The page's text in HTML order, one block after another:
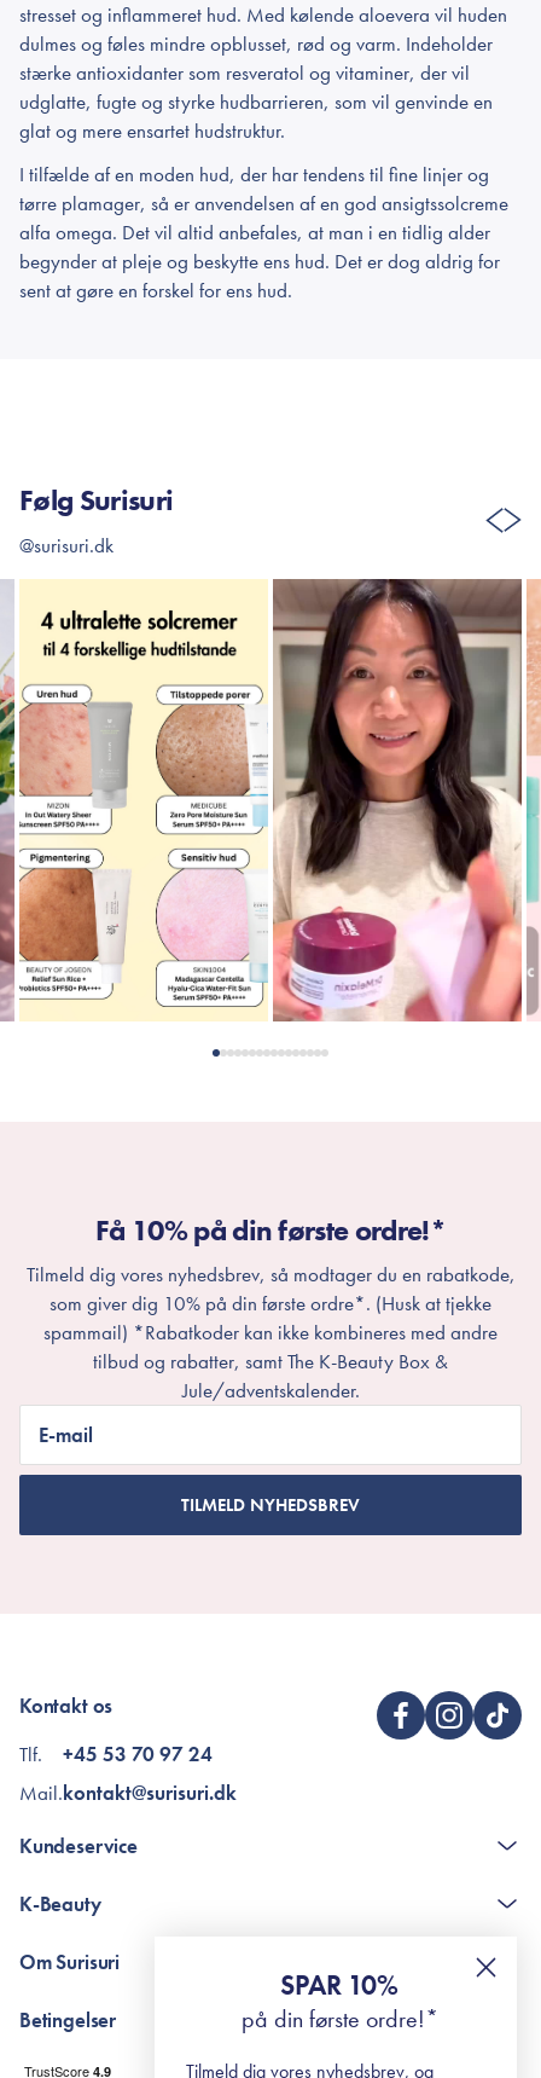
stresset og inflammeret hud. Med kølende aloevera vil huden
dulmes og føles mindre opblusset, rød og varm. Indeholder
stærke antioxidanter som resveratol og vitaminer, der vil
udglatte, fugte og styrke hudbarrieren, som vil genvinde en
glat og mere ensartet hudstruktur.
I tilfælde af en moden hud, der har tendens til fine linjer og
tørre plamager, så er anvendelsen af en god ansigtssolcreme
alfa omega. Det vil altid anbefales, at man i en tidlig alder
begynder at pleje og beskytte ens hud. Det er dog aldrig for
sent at gøre en forskel for ens hud.
Følg Surisuri
@surisuri.dk
Få 10% på din første ordre!*
Tilmeld dig vores nyhedsbrev, så modtager du en rabatkode,
som giver dig 10% på din første ordre*. (Husk at tjekke
spammail) *Rabatkoder kan ikke kombineres med andre
tilbud og rabatter, samt The K-Beauty Box &
Jule/adventskalender.
E-mail
TILMELD NYHEDSBREV
Kontakt os
Tlf.
Mail.
+45 53 70 97 24
kontakt@surisuri.dk
Kundeservice
The K-Beauty Box - spørgsmål og svar
RE-ZIP
K-Beauty
Retinol for begyndere
surisuri's mini guide til rosacea
Om Surisuri
Black Friday
Betingelser
Levering og returnering
SPAR 10%
på din første ordre!*
Tilmeld dig vores nyhedsbrev, og